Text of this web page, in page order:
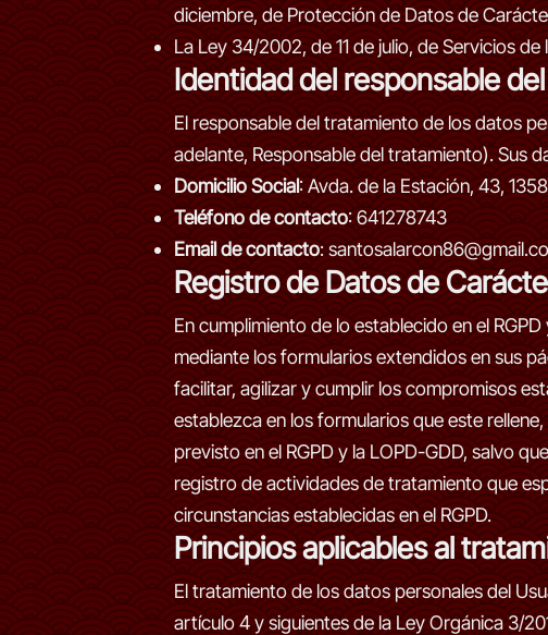
diciembre, de Protección de Datos de
La Ley 34/2002, de 11 de julio, de Servicios
Identidad del responsable
El responsable del tratamiento de los datos
adelante, Responsable del tratamiento). Sus
Domicilio Social: Avda. de la Estación, 43,
Teléfono de contacto: 641278743
Email de contacto:
Registro de Datos de
En cumplimiento de lo establecido en el
mediante los formularios extendidos en sus
facilitar, agilizar y cumplir los compromisos
establezca en los formularios que este
previsto en el RGPD y la LOPD-GDD, salvo
registro de actividades de tratamiento que
circunstancias establecidas en el RGPD.
Principios aplicables al
El tratamiento de los datos personales del
artículo 4 y siguientes de la Ley Orgánica 3/